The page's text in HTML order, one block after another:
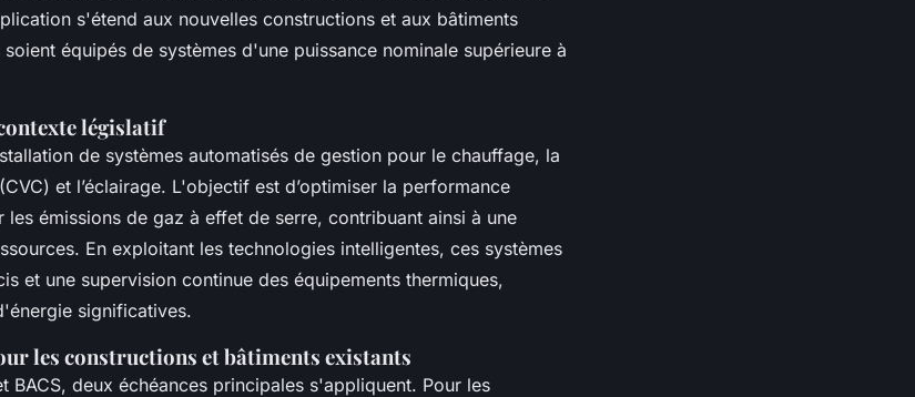
s'étend aux nouvelles constructions et aux bâtiments
équipés de systèmes d'une puissance nominale supérieure à
législatif
de systèmes automatisés de gestion pour le chauffage, la
et l’éclairage. L'objectif est d’optimiser la performance
les émissions de gaz à effet de serre, contribuant ainsi à une
En exploitant les technologies intelligentes, ces systèmes
et une supervision continue des équipements thermiques,
significatives.
les constructions et bâtiments existants
BACS, deux échéances principales s'appliquent. Pour les